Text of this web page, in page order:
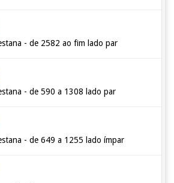
- de 2582 ao fim lado par
- de 590 a 1308 lado par
- de 649 a 1255 lado ímpar